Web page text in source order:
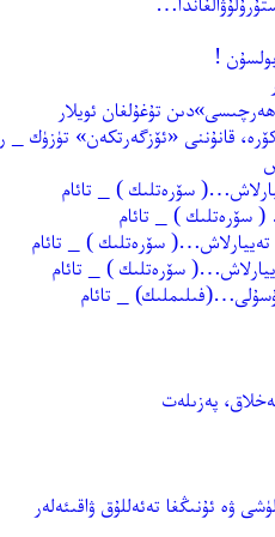
!
تۇغۇلغان ئويلار
قانۇننى «ئۆزگەرتكەن» تۈزۈك _
سۆرەتلىك ) _ تائام
( سۆرەتلىك ) _ تائام
تەييارلاش…( سۆرەتلىك ) _ تائام
سۆرەتلىك ) _ تائام
_ تائام
پەزىلەت
ۋە ئۇنىڭغا تەئەللۇق ۋاقىئەلەر